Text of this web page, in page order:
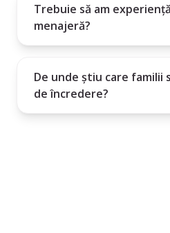
Trebuie să am
menajeră?
De unde știu care familii
de încredere?